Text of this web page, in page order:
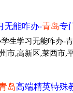
无能咋办-青岛专
生学习无能咋办-
市,高新区,莱西市
岛高端精英特殊